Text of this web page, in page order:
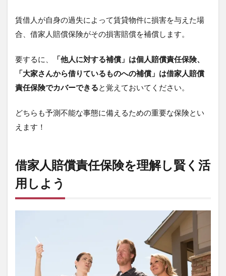
賃借人が自身の過失によって賃貸物件に損害を与えた場
合、借家人賠償保険がその損害賠償を補償します。
要するに、
「他人に対する補償」は個人賠償責任保険、
「大家さんから借りているものへの補償」は借家人賠償
責任保険でカバーできると覚えておいてください。
どちらも予測不能な事態に備えるための重要な保険とい
えます！
借家人賠償責任保険を理解し賢く活
用しよう